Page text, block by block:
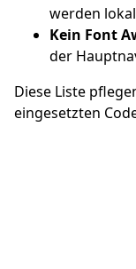
werden
Kein Font
der
Diese Liste
eingesetzten